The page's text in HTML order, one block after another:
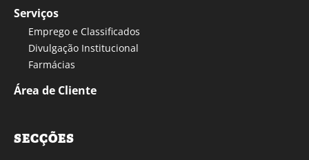
Serviços
Emprego e Classificados
Divulgação Institucional
Farmácias
Área de Cliente
SECÇÕES